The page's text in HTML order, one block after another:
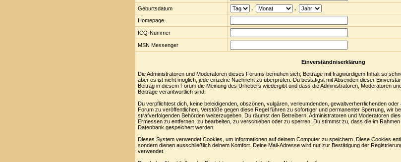
Geburtsdatum
.
.
Homepage
ICQ-Nummer
MSN Messenger
Einverständniserklärung
Die Administratoren und Moderatoren dieses Forums bemühen sich, Beiträge mit fragwürdigem Inhalt so
aber es ist nicht möglich, jede einzelne Nachricht zu überprüfen. Du bestätigst mit Absenden dieser
Beitrag in diesem Forum die Meinung des Urhebers wiedergibt und dass die Administratoren, Moderatoren
Beiträge verantwortlich sind.
Du verpflichtest dich, keine beleidigenden, obszönen, vulgären, verleumdenden, gewaltverherrlichenden
Forum zu veröffentlichen. Verstöße gegen diese Regel führen zu sofortiger und permanenter Sperrung, wir
strafverfolgenden Behörden weiterzugeben. Du räumst den Betreibern, Administratoren und Moderatoren
Ermessen zu entfernen, zu bearbeiten, zu verschieben oder zu sperren. Du stimmst zu, dass die im
Datenbank gespeichert werden.
Dieses System verwendet Cookies, um Informationen auf deinem Computer zu speichern. Diese Cookies
sondern dienen ausschließlich deinem Komfort. Deine Mail-Adresse wird nur zur Bestätigung der
verwendet.